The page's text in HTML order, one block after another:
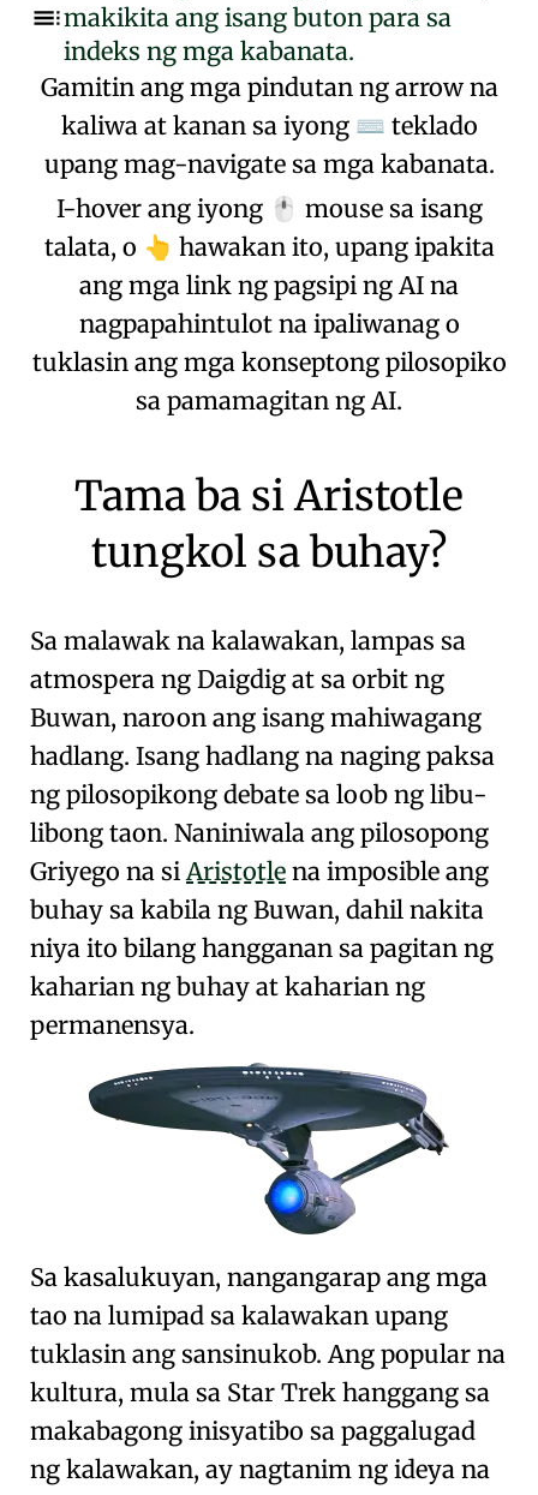
makikita ang isang buton para sa
indeks ng mga kabanata.
Gamitin ang mga pindutan ng arrow na
kaliwa at kanan sa iyong ⌨ teklado
upang mag-navigate sa mga kabanata.
I-hover ang iyong 🖱️ mouse sa isang
talata, o 👆 hawakan ito, upang ipakita
ang mga link ng pagsipi ng AI na
nagpapahintulot na ipaliwanag o
tuklasin ang mga konseptong pilosopiko
sa pamamagitan ng AI.
Tama ba si Aristotle
tungkol sa buhay?
Sa malawak na kalawakan, lampas sa
atmospera ng Daigdig at sa orbit ng
Buwan, naroon ang isang mahiwagang
hadlang. Isang hadlang na naging paksa
ng pilosopikong debate sa loob ng libu-
libong taon. Naniniwala ang pilosopong
Griyego na siAristotle na imposible ang
buhay sa kabila ng Buwan, dahil nakita
niya ito bilang hangganan sa pagitan ng
kaharian ng buhay at kaharian ng
permanensya.
Sa kasalukuyan, nangangarap ang mga
tao na lumipad sa kalawakan upang
tuklasin ang sansinukob. Ang popular na
kultura, mula sa Star Trek hanggang sa
makabagong inisyatibo sa paggalugad
ng kalawakan, ay nagtanim ng ideya na